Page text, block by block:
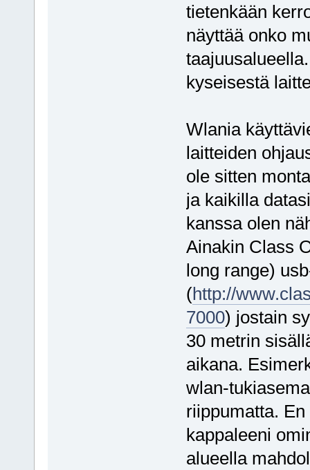
tietenkään
näyttää onko
kyseisestä
Wlania
laitteiden
ole sitten
ja kaikilla
kanssa olen
Ainakin Class
long range)
(http://
7000) jostain
30 metrin
aikana.
wlan-
riippumatta.
kappaleeni
alueella